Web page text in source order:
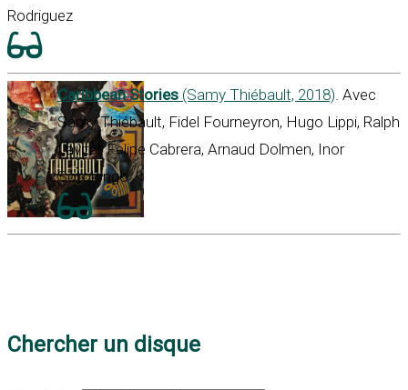
Rodriguez
Caribbean Stories (Samy Thiébault, 2018). Avec
Samy Thiébault, Fidel Fourneyron, Hugo Lippi, Ralph
Lavital, Felipe Cabrera, Arnaud Dolmen, Inor
Sotolongo
Chercher un disque